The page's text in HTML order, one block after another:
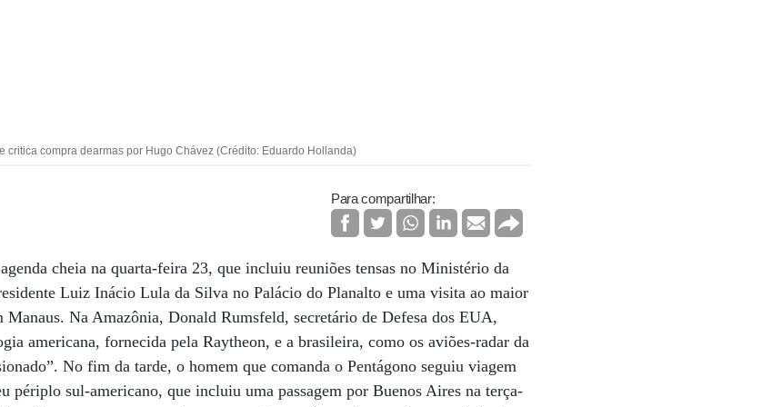
critica compra dearmas por Hugo Chávez (Crédito: Eduardo Hollanda)
Para compartilhar:
cheia na quarta-feira 23, que incluiu reuniões tensas no Ministério da
Luiz Inácio Lula da Silva no Palácio do Planalto e uma visita ao maior
Na Amazônia, Donald Rumsfeld, secretário de Defesa dos EUA,
americana, fornecida pela Raytheon, e a brasileira, como os aviões-radar da
No fim da tarde, o homem que comanda o Pentágono seguiu viagem
périplo sul-americano, que incluiu uma passagem por Buenos Aires na terça-